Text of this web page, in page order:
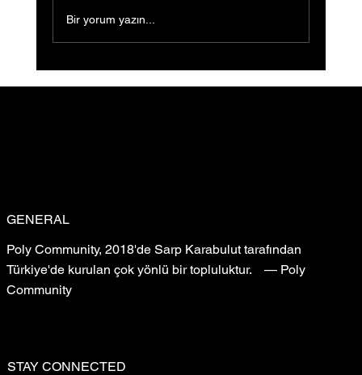
Bir yorum yazın...
GENERAL
Poly Community, 2018'de Sarp Karabulut tarafından
Türkiye'de kurulan çok yönlü bir topluluktur. — Poly
Community
STAY CONNECTED